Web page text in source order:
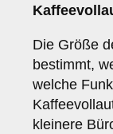
Die Größe
bestimmt,
welche
kleinere